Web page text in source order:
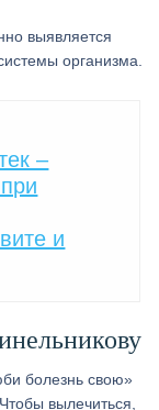
выявляется
организма.
–
и
болезнь свою»
вылечиться,